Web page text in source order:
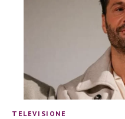
TELEVISIONE